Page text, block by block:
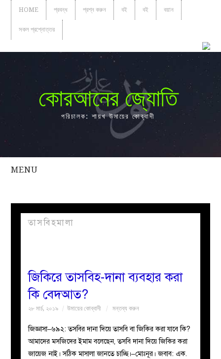
HOME প্রবন্ধ প্রশ্ন করুন বই বই বয়ান
সকল প্রশ্নোত্তর
কোরআনের জ্যোতি
পরিচালক: শায়খ উমায়ের কোব্বাদী
MENU
সকল
প্রবন্ধ
নারীদের
পাতা
মজলিস
তাসবিহমালা
জিকিরে তাসবিহ-দানা ব্যবহার করা
কি বেদআত?
২৮ মার্চ, ২০১৯ উমায়ের কোব্বাদী মন্তব্য করুন
জিজ্ঞাসা–৬৯২: তসবির দানা দিয়ে তাসবি বা জিকির করা যাবে কি?
আমাদের মসজিদের ইমাম বলেছেন, তসবি দানা দিয়ে জিকির করা
জায়েজ নাই। সঠিক মাসালা জানতে চাচ্ছি।–মোঃনূর। জবাব: এক.